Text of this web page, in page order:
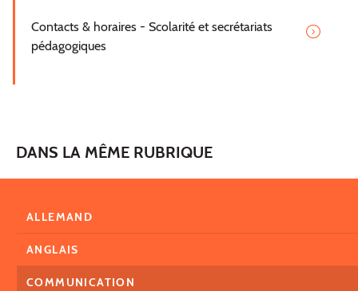
Contacts & horaires - Scolarité et secrétariats
pédagogiques
DANS LA MÊME RUBRIQUE
ALLEMAND
ANGLAIS
COMMUNICATION